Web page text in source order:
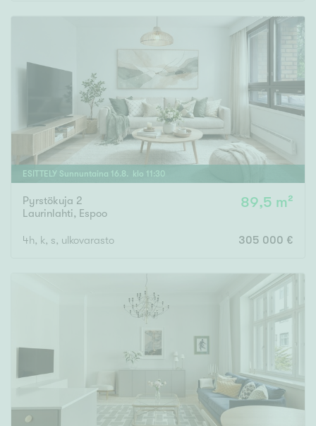
Rakennusvuosi
Uudiskohteet
Vain uudiskohteet Ei uudiskohteita
Arvokohteet
Vain arvokohteet Ei arvokohteita
Ominaisuudet
Hissi
ESITTELY Sunnuntaina 16.8. klo 11 :30
Pyrstökuja 2
Laurinlahti, Espoo
89,5 m²
4h, k, s, ulkovarasto 305 000 €